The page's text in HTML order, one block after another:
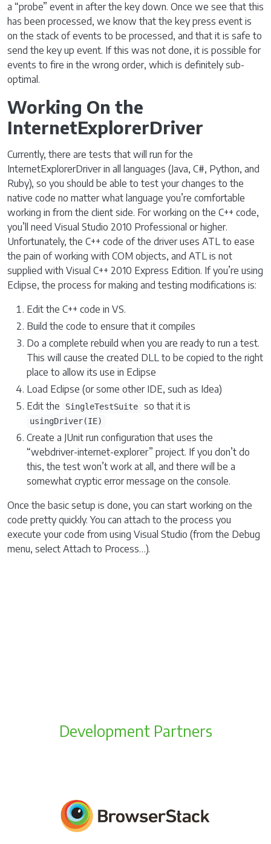
a “probe” event in after the key down. Once we see that this
has been processed, we know that the key press event is
on the stack of events to be processed, and that it is safe to
send the key up event. If this was not done, it is possible for
events to fire in the wrong order, which is definitely sub-
optimal.
Working On the
InternetExplorerDriver
Currently, there are tests that will run for the
InternetExplorerDriver in all languages (Java, C#, Python, and
Ruby), so you should be able to test your changes to the
native code no matter what language you’re comfortable
working in from the client side. For working on the C++ code,
you’ll need Visual Studio 2010 Professional or higher.
Unfortunately, the C++ code of the driver uses ATL to ease
the pain of working with COM objects, and ATL is not
supplied with Visual C++ 2010 Express Edition. If you’re using
Eclipse, the process for making and testing modifications is:
Edit the C++ code in VS.
Build the code to ensure that it compiles
Do a complete rebuild when you are ready to run a test.
This will cause the created DLL to be copied to the right
place to allow its use in Eclipse
Load Eclipse (or some other IDE, such as Idea)
Edit the
SingleTestSuite so that it is
usingDriver(IE)
Create a JUnit run configuration that uses the
“webdriver-internet-explorer” project. If you don’t do
this, the test won’t work at all, and there will be a
somewhat cryptic error message on the console.
Once the basic setup is done, you can start working on the
code pretty quickly. You can attach to the process you
execute your code from using Visual Studio (from the Debug
menu, select Attach to Process…).
Development Partners